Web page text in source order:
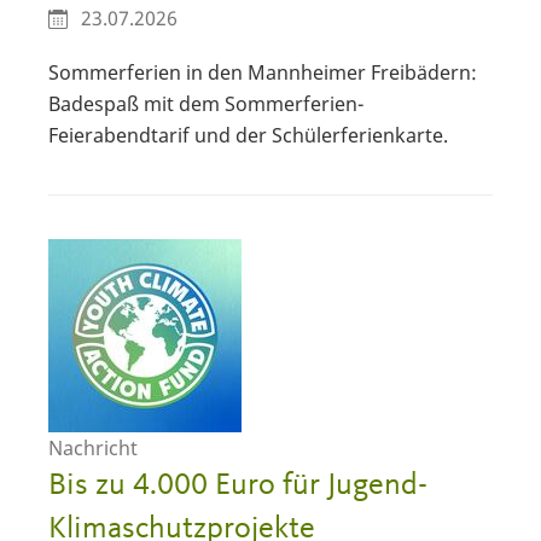
23.07.2026
Sommerferien in den Mannheimer Freibädern:
Badespaß mit dem Sommerferien-
Feierabendtarif und der Schülerferienkarte.
Nachricht
Bis zu 4.000 Euro für Jugend-
Klimaschutzprojekte